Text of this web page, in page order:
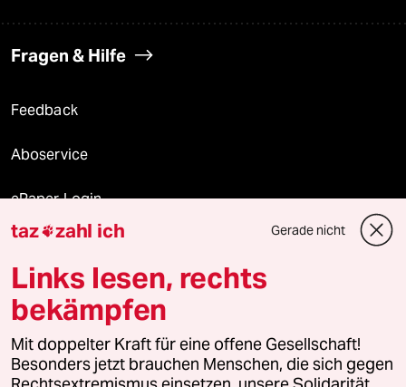
Fragen & Hilfe
Feedback
Aboservice
ePaper Login
Downloads für Abonnierende
© 2026 taz Verlags und Vertriebs GmbH
Alle Rechte vorbehalten. Bei rechtlichen Fragen oder für Genehmigungen
wenden Sie sich bitte an lizenzen@taz.de
taz zahl ich Gerade nicht
Links lesen, rechts
bekämpfen
Mit doppelter Kraft für eine offene Gesellschaft!
Besonders jetzt brauchen Menschen, die sich gegen